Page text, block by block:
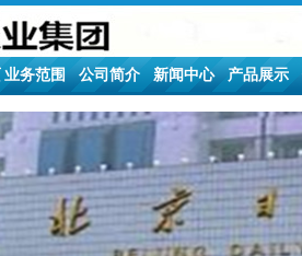
业务范围 公司简介 新闻中心 产品展示